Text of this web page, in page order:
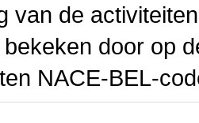
van de
door op
NACE-BEL-